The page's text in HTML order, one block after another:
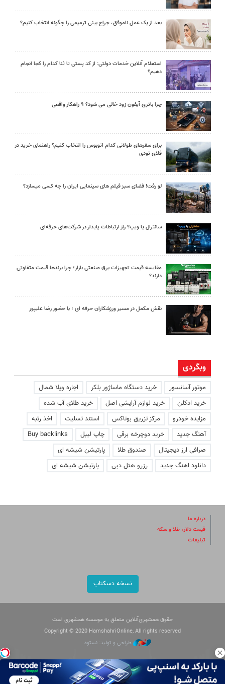
بعد از یک عمل ناموفق، جراح بینی ترمیمی را چگونه انتخاب کنیم؟
استعلام آنلاین خدمات دولتی: از کد پستی تا ثنا کدام را کجا انجام
دهیم؟
چرا باتری آیفون زود خالی می شود؟ ۹ راهکار واقعی
برای سفرهای طولانی کدام اتوبوس را انتخاب کنیم؟ راهنمای خرید در
فلای تودی
لو رفت! فضای سبز فیلم های سینمایی ایران را چه کسی میسازد؟
سانترال یا ویپ؟ راز ارتباطات پایدار در شرکت‌های حرفه‌ای
مقایسه قیمت تجهیزات برق صنعتی بازار؛ چرا برندها قیمت متفاوتی
دارند؟
نقش مکمل در مسیر ورزشکاران حرفه ای ؛ با حضور رضا علیپور
وبگردی
موتور آسانسور خرید دستگاه ماساژور بلکر
اجاره ویلا شمال
خرید ادکلن
خرید لوازم آرایشی اصل
خرید طلای آب شده
مزایده خودرو
مرکز تزریق بوتاکس استند تسلیت
اخذ رتبه
آهنگ جدید
خرید دوچرخه برقی چاپ لیبل
Buy backlinks
صرافی ارز دیجیتال
صندوق طلا
پارتیشن شیشه ای
دانلود اهنگ جدید
رزرو هتل دبی پارتیشن شیشه ای
درباره ما
قیمت دلار، طلا و سکه
تبلیغات
نسخه دسکتاپ
حقوق همشهری‌آنلاین متعلق به موسسه همشهری است
Copyright © 2020 HamshahriOnline, All rights reserved
طراحی و تولید: نستوه